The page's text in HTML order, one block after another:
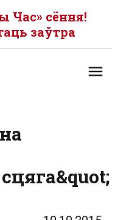
Час» сёння!
заўтра